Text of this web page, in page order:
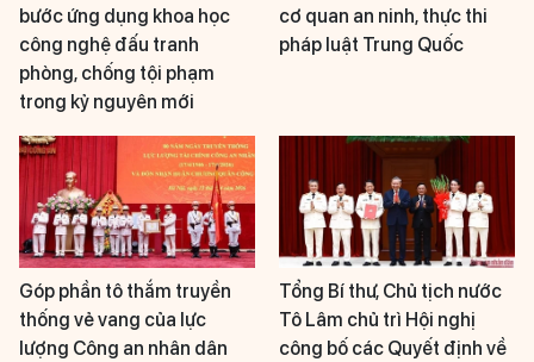
bước ứng dụng khoa học
công nghệ đấu tranh
phòng, chống tội phạm
trong kỷ nguyên mới
cơ quan an ninh, thực thi
pháp luật Trung Quốc
Góp phần tô thắm truyền
thống vẻ vang của lực
lượng Công an nhân dân
Tổng Bí thư, Chủ tịch nước
Tô Lâm chủ trì Hội nghị
công bố các Quyết định về